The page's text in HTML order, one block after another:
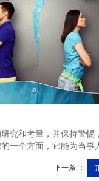
究和考量，并保持警
一个方面，它能为当事
下一条 ：